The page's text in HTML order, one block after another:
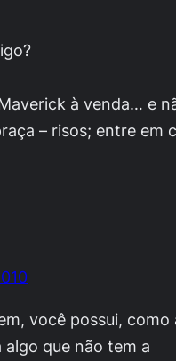
à venda… e
– risos; entre em
você possui, como
algo que não tem a